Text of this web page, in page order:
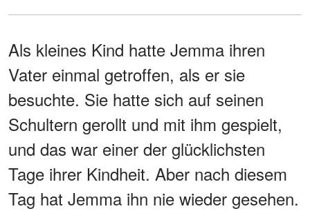
Als kleines Kind hatte Jemma ihren
Vater einmal getroffen, als er sie
besuchte. Sie hatte sich auf seinen
Schultern gerollt und mit ihm gespielt,
und das war einer der glücklichsten
Tage ihrer Kindheit. Aber nach diesem
Tag hat Jemma ihn nie wieder gesehen.